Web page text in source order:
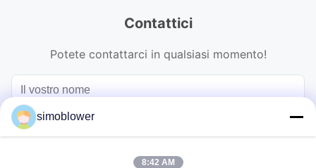
Contattici
Potete contattarci in qualsiasi momento!
simoblower
8:42 AM